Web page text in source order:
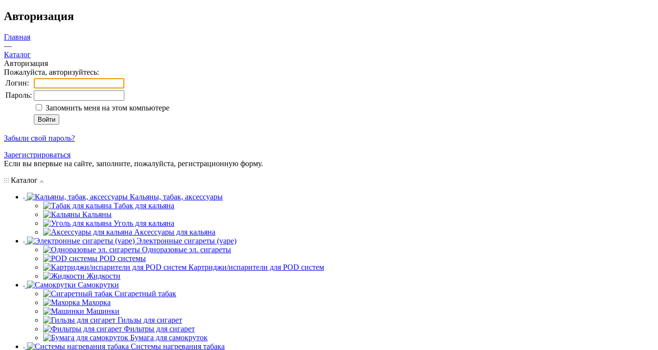
Авторизация
Главная
—
Каталог
Авторизация
Пожалуйста, авторизуйтесь:
Логин:
Пароль:
Запомнить меня на этом компьютере
Забыли свой пароль?
Зарегистрироваться
Если вы впервые на сайте, заполните, пожалуйста, регистрационную форму.
Каталог
Кальяны, табак, аксессуары
Табак для кальяна
Кальяны
Уголь для кальяна
Аксессуары для кальяна
Электронные сигареты (vape)
Одноразовые эл. сигареты
POD системы
Картриджи/испарители для POD систем
Жидкости
Самокрутки
Сигаретный табак
Махорка
Машинки
Гильзы для сигарет
Фильтры для сигарет
Бумага для самокруток
Системы нагревания табака